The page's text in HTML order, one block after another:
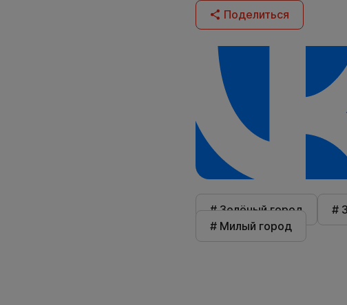
Поделиться
# Зелёный город #
# Милый город